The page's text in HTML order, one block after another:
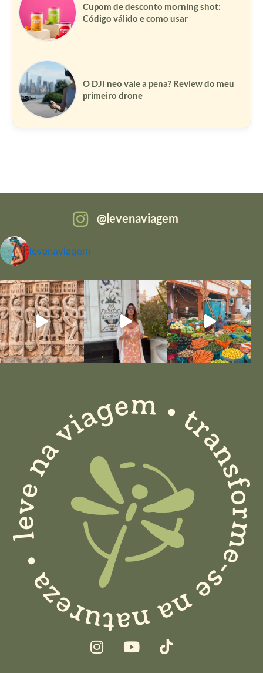
Cupom de desconto morning shot:
Código válido e como usar
O DJI neo vale a pena? Review do meu
primeiro drone
levenaviagem
levenaviagem
I
n
Y
o
T
i